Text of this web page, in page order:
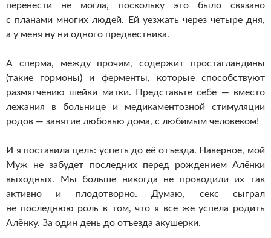
перенести не могла, поскольку это было связано
с планами многих людей. Ей уезжать через четыре дня,
а у меня ну ни одного предвестника.
А сперма, между прочим, содержит простагландины
(такие гормоны) и ферменты, которые способствуют
размягчению шейки матки. Представьте себе — вместо
лежания в больнице и медикаментозной стимуляции
родов — занятие любовью дома, с любимым человеком!
И я поставила цель: успеть до её отъезда. Наверное, мой
Муж не забудет последних перед рождением Алёнки
выходных. Мы больше никогда не проводили их так
активно и плодотворно. Думаю, секс сыграл
не последнюю роль в том, что я все же успела родить
Алёнку. За один день до отъезда акушерки.